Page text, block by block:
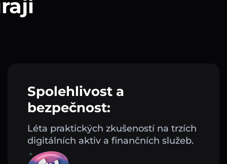
Spolehlivost a
bezpečnost:
Léta praktických zkušeností na trzích
digitálních aktiv a finančních služeb.